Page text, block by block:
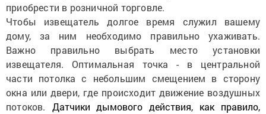
приобрести в розничной торговле.
Чтобы извещатель долгое время служил вашему
дому, за ним необходимо правильно ухаживать.
Важно правильно выбрать место установки
извещателя. Оптимальная точка - в центральной
части потолка с небольшим смещением в сторону
окна или двери, где происходит движение воздушных
потоков. Датчики дымового действия, как правило,